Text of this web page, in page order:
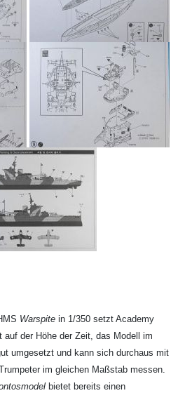
Warspite in 1/350 setzt Academy
der Höhe der Zeit, das Modell im
umgesetzt und kann sich durchaus mit
im gleichen Maßstab messen.
bietet bereits einen